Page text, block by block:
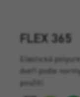
FLEX 365
Elastická
dveří podle
použití.